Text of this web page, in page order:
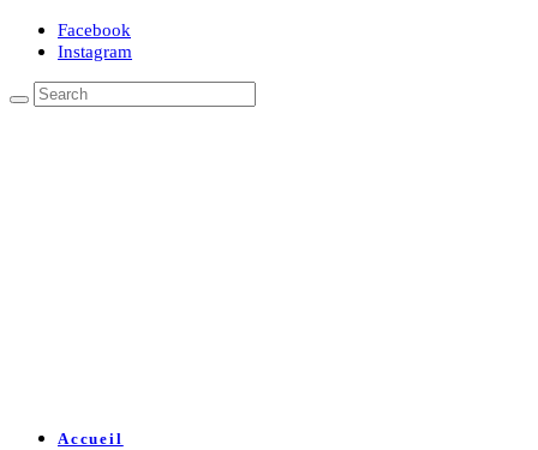
Facebook
Instagram
Accueil